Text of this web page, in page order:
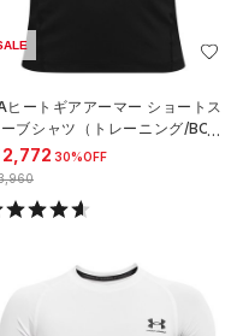
ヒートギアアーマー ショートス
ブシャツ（トレーニング/BOY
2,772 30%OFF